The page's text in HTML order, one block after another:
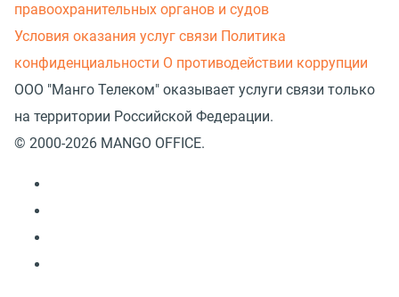
правоохранительных органов и судов
Условия оказания услуг связи Политика
конфиденциальности О противодействии коррупции
ООО "Манго Телеком" оказывает услуги связи только
на территории Российской Федерации.
© 2000-2026 MANGO OFFICE.